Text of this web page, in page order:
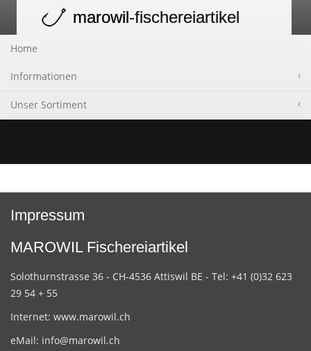
navigation
marowil-fischereiartikel
Home
Informationen
Unser Sortiment
Impressum
MAROWIL Fischereiartikel
Solothurnstrasse 36 - CH-4536 Attiswil BE - Tel: +41 (0)32 623
29 54 + 55
Internet: www.marowil.ch
eMail: info@marowil.ch